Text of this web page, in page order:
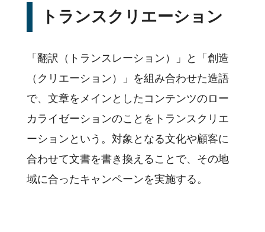
トランスクリエーション
「翻訳（トランスレーション）」と「創造
（クリエーション）」を組み合わせた造語
で、文章をメインとしたコンテンツのロー
カライゼーションのことをトランスクリエ
ーションという。対象となる文化や顧客に
合わせて文書を書き換えることで、その地
域に合ったキャンペーンを実施する。